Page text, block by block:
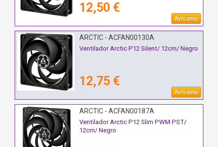
12,50 €
Avísame
ARCTIC - ACFAN00130A
Ventilador Arctic P12 Silent/ 12cm/ Negro
12,75 €
Avísame
ARCTIC - ACFAN00187A
Ventilador Arctic P12 Slim PWM PST/
12cm/ Negro